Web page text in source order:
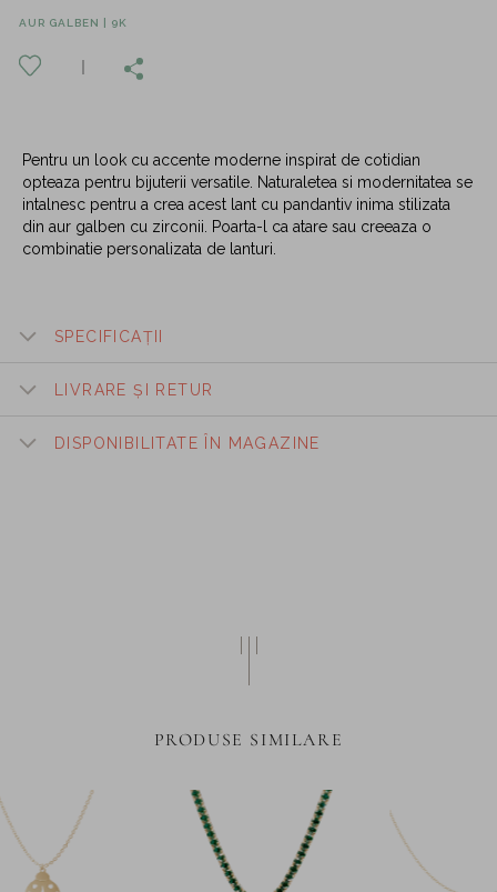
AUR GALBEN | 9K
Pentru un look cu accente moderne inspirat de cotidian
opteaza pentru bijuterii versatile. Naturaletea si modernitatea se
intalnesc pentru a crea acest lant cu pandantiv inima stilizata
din aur galben cu zirconii. Poarta-l ca atare sau creeaza o
combinatie personalizata de lanturi.
SPECIFICAȚII
LIVRARE ȘI RETUR
DISPONIBILITATE ÎN MAGAZINE
PRODUSE SIMILARE